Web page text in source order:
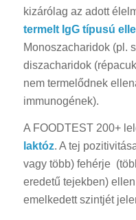
kizárólag az adott
termelt IgG típusú
Monoszacharidok (pl.
diszacharidok
nem termelődnek
immunogének).
A FOODTEST 200+
laktóz. A tej
vagy több) fehérje
eredetű tejekben)
emelkedett szintjét